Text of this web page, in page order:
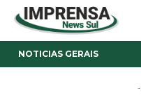
NOTICIAS GERAIS